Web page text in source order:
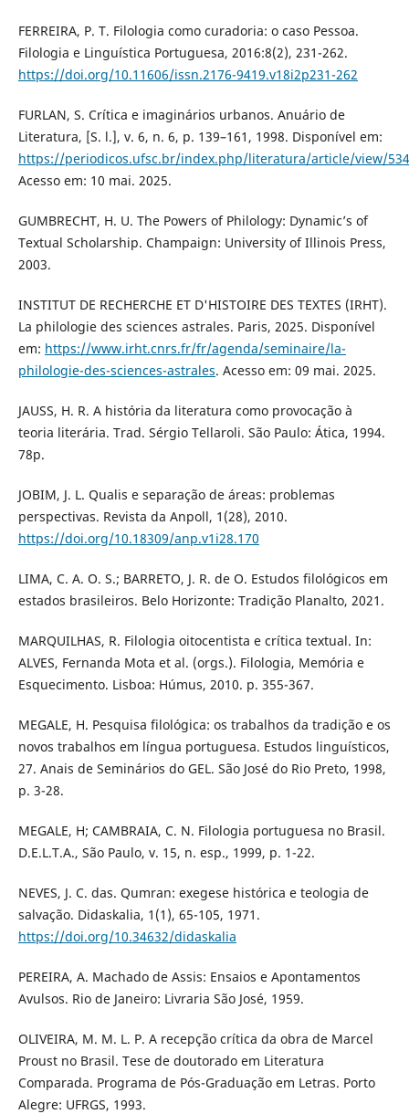
FERREIRA, P. T. Filologia como curadoria: o caso Pessoa.
Filologia e Linguística Portuguesa, 2016:8(2), 231-262.
https://doi.org/10.11606/issn.2176-9419.v18i2p231-262
FURLAN, S. Crítica e imaginários urbanos. Anuário de
Literatura, [S. l.], v. 6, n. 6, p. 139–161, 1998. Disponível em:
https://periodicos.ufsc.br/index.php/literatura/article/view/
Acesso em: 10 mai. 2025.
GUMBRECHT, H. U. The Powers of Philology: Dynamic’s of
Textual Scholarship. Champaign: University of Illinois Press,
2003.
INSTITUT DE RECHERCHE ET D'HISTOIRE DES TEXTES (IRHT).
La philologie des sciences astrales. Paris, 2025. Disponível
em: https://www.irht.cnrs.fr/fr/agenda/seminaire/la-
philologie-des-sciences-astrales. Acesso em: 09 mai. 2025.
JAUSS, H. R. A história da literatura como provocação à
teoria literária. Trad. Sérgio Tellaroli. São Paulo: Ática, 1994.
78p.
JOBIM, J. L. Qualis e separação de áreas: problemas
perspectivas. Revista da Anpoll, 1(28), 2010.
https://doi.org/10.18309/anp.v1i28.170
LIMA, C. A. O. S.; BARRETO, J. R. de O. Estudos filológicos em
estados brasileiros. Belo Horizonte: Tradição Planalto, 2021.
MARQUILHAS, R. Filologia oitocentista e crítica textual. In:
ALVES, Fernanda Mota et al. (orgs.). Filologia, Memória e
Esquecimento. Lisboa: Húmus, 2010. p. 355-367.
MEGALE, H. Pesquisa filológica: os trabalhos da tradição e os
novos trabalhos em língua portuguesa. Estudos linguísticos,
27. Anais de Seminários do GEL. São José do Rio Preto, 1998,
p. 3-28.
MEGALE, H; CAMBRAIA, C. N. Filologia portuguesa no Brasil.
D.E.L.T.A., São Paulo, v. 15, n. esp., 1999, p. 1-22.
NEVES, J. C. das. Qumran: exegese histórica e teologia de
salvação. Didaskalia, 1(1), 65-105, 1971.
https://doi.org/10.34632/didaskalia
PEREIRA, A. Machado de Assis: Ensaios e Apontamentos
Avulsos. Rio de Janeiro: Livraria São José, 1959.
OLIVEIRA, M. M. L. P. A recepção crítica da obra de Marcel
Proust no Brasil. Tese de doutorado em Literatura
Comparada. Programa de Pós-Graduação em Letras. Porto
Alegre: UFRGS, 1993.